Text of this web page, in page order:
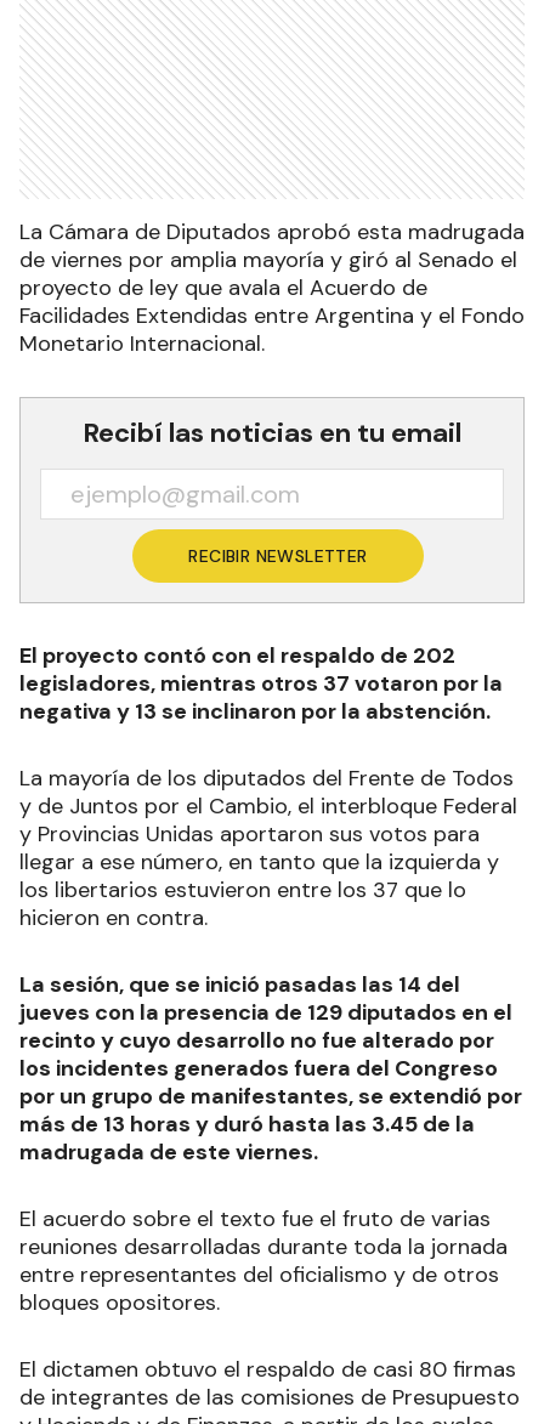
La Cámara de Diputados aprobó esta madrugada
de viernes por amplia mayoría y giró al Senado el
proyecto de ley que avala el Acuerdo de
Facilidades Extendidas entre Argentina y el Fondo
Monetario Internacional.
Recibí las noticias en tu email
RECIBIR NEWSLETTER
El proyecto contó con el respaldo de 202
legisladores, mientras otros 37 votaron por la
negativa y 13 se inclinaron por la abstención.
La mayoría de los diputados del Frente de Todos
y de Juntos por el Cambio, el interbloque Federal
y Provincias Unidas aportaron sus votos para
llegar a ese número, en tanto que la izquierda y
los libertarios estuvieron entre los 37 que lo
hicieron en contra.
La sesión, que se inició pasadas las 14 del
jueves con la presencia de 129 diputados en el
recinto y cuyo desarrollo no fue alterado por
los incidentes generados fuera del Congreso
por un grupo de manifestantes, se extendió por
más de 13 horas y duró hasta las 3.45 de la
madrugada de este viernes.
El acuerdo sobre el texto fue el fruto de varias
reuniones desarrolladas durante toda la jornada
entre representantes del oficialismo y de otros
bloques opositores.
El dictamen obtuvo el respaldo de casi 80 firmas
de integrantes de las comisiones de Presupuesto